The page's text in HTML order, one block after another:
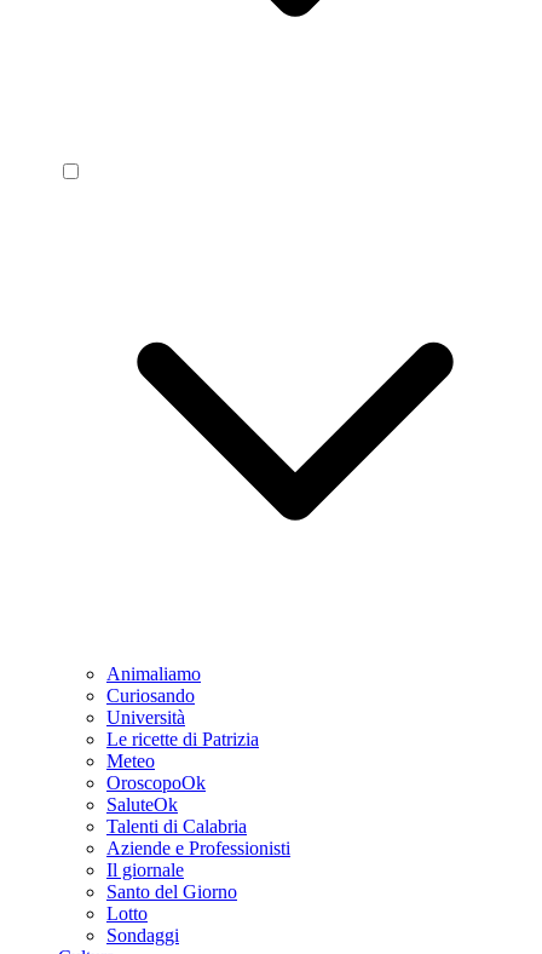
Animaliamo
Curiosando
Università
Le ricette di Patrizia
Meteo
OroscopoOk
SaluteOk
Talenti di Calabria
Aziende e Professionisti
Il giornale
Santo del Giorno
Lotto
Sondaggi